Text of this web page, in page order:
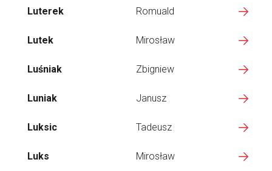
Luterek Romuald
Lutek Mirosław
Luśniak Zbigniew
Luniak Janusz
Luksic Tadeusz
Luks Mirosław